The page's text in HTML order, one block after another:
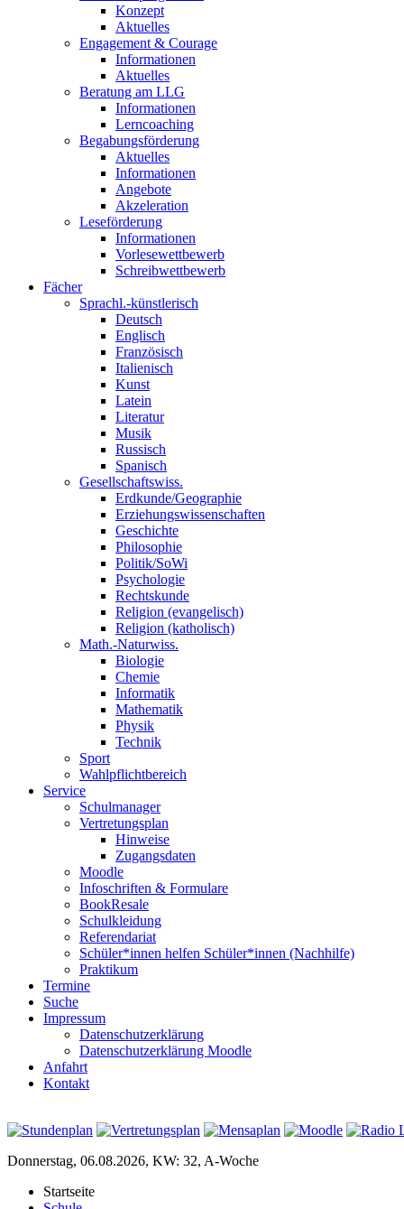
Konzept
Aktuelles
Engagement & Courage
Informationen
Aktuelles
Beratung am LLG
Informationen
Lerncoaching
Begabungsförderung
Aktuelles
Informationen
Angebote
Akzeleration
Leseförderung
Informationen
Vorlesewettbewerb
Schreibwettbewerb
Fächer
Sprachl.-künstlerisch
Deutsch
Englisch
Französisch
Italienisch
Kunst
Latein
Literatur
Musik
Russisch
Spanisch
Gesellschaftswiss.
Erdkunde/Geographie
Erziehungswissenschaften
Geschichte
Philosophie
Politik/SoWi
Psychologie
Rechtskunde
Religion (evangelisch)
Religion (katholisch)
Math.-Naturwiss.
Biologie
Chemie
Informatik
Mathematik
Physik
Technik
Sport
Wahlpflichtbereich
Service
Schulmanager
Vertretungsplan
Hinweise
Zugangsdaten
Moodle
Infoschriften & Formulare
BookResale
Schulkleidung
Referendariat
Schüler*innen helfen Schüler*innen (Nachhilfe)
Praktikum
Termine
Suche
Impressum
Datenschutzerklärung
Datenschutzerklärung Moodle
Anfahrt
Kontakt
Donnerstag, 06.08.2026, KW: 32, A-Woche
Startseite